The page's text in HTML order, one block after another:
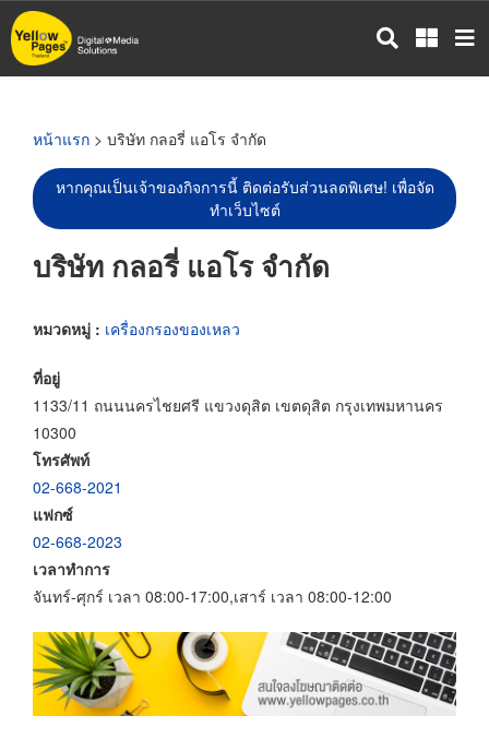
ข้าม
ไป
หน้าแรก > บริษัท กลอรี่ แอโร จำกัด
หากคุณเป็นเจ้าของกิจการนี้ ติดต่อรับส่วนลดพิเศษ! เพื่อจัด
ทำเว็บไซต์
บริษัท กลอรี่ แอโร จำกัด
หมวดหมู่ : เครื่องกรองของเหลว
ที่อยู่
1133/11 ถนนนครไชยศรี แขวงดุสิต เขตดุสิต กรุงเทพมหานคร
10300
โทรศัพท์
02-668-2021
แฟกซ์
02-668-2023
เวลาทำการ
จันทร์-ศุกร์ เวลา 08:00-17:00,เสาร์ เวลา 08:00-12:00